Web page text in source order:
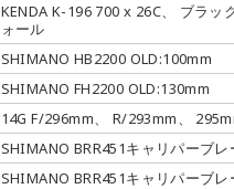
KENDA K-196 700 x 26C、 ブラッ
ォール
SHIMANO HB2200 OLD:100mm
SHIMANO FH2200 OLD:130mm
14G F/296mm、 R/293mm、
SHIMANO BRR451キャリパーブレ
SHIMANO BRR451キャリパーブレ